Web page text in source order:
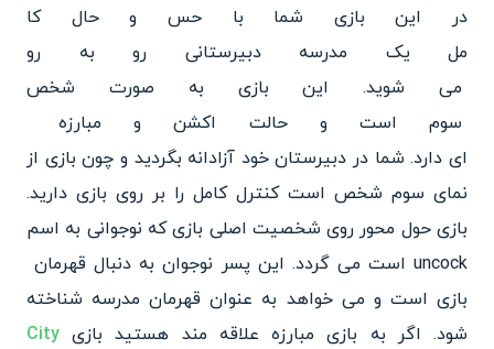
در این بازی شما با حس و حال کا
مل یک مدرسه دبیرستانی رو به رو
می شوید. این بازی به صورت شخص
سوم است و حالت اکشن و مبارزه
ای دارد. شما در دبیرستان خود آزادانه بگردید و چون بازی از
نمای سوم شخص است کنترل کامل را بر روی بازی دارید.
بازی حول محور روی شخصیت اصلی بازی که نوجوانی به اسم
uncock است می گردد. ا
ین پسر نوجوان به دنبال قهرمان
بازی است و می خواهد به عنوان قهرمان مدرسه شناخته
شود. اگر به بازی مبارزه علاقه مند هستید بازی City